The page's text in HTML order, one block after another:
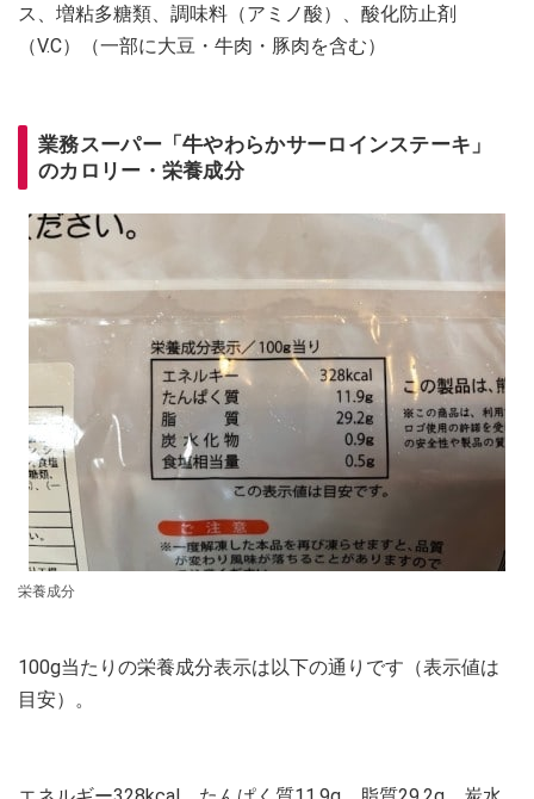
ス、増粘多糖類、調味料（アミノ酸）、酸化防止剤
（V.C）（一部に大豆・牛肉・豚肉を含む）
業務スーパー「牛やわらかサーロインステーキ」
のカロリー・栄養成分
栄養成分
100g当たりの栄養成分表示は以下の通りです（表示値は
目安）。